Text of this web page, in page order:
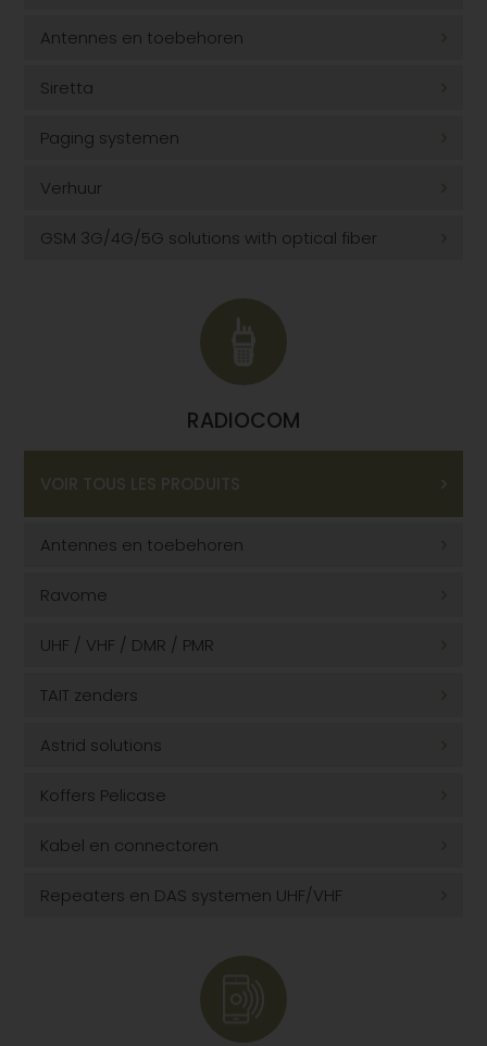
Antennes en toebehoren
Siretta
Paging systemen
Verhuur
GSM 3G/4G/5G solutions with optical fiber
RADIOCOM
VOIR TOUS LES PRODUITS
Antennes en toebehoren
Ravome
UHF / VHF / DMR / PMR
TAIT zenders
Astrid solutions
Koffers Pelicase
Kabel en connectoren
Repeaters en DAS systemen UHF/VHF